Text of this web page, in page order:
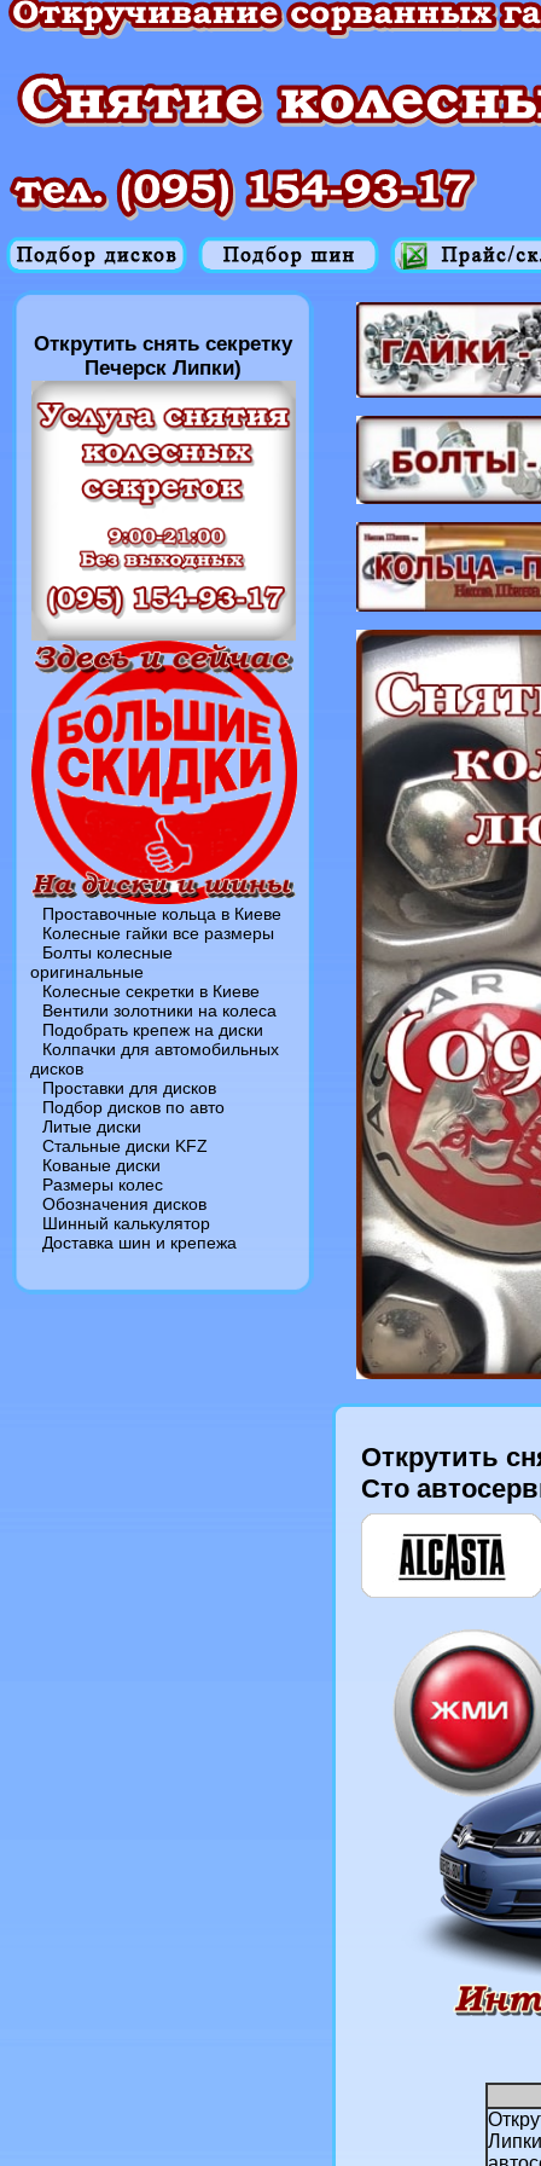
Открутить снять секретку
Печерск Липки)
Проставочные кольца в Киеве
Колесные гайки все размеры
Болты колесные
оригинальные
Колесные секретки в Киеве
Вентили золотники на колеса
Подобрать крепеж на диски
Колпачки для автомобильных
дисков
Проставки для дисков
Подбор дисков по авто
Литые диски
Стальные диски KFZ
Кованые диски
Размеры колес
Обозначения дисков
Шинный калькулятор
Доставка шин и крепежа
Открутить
Сто